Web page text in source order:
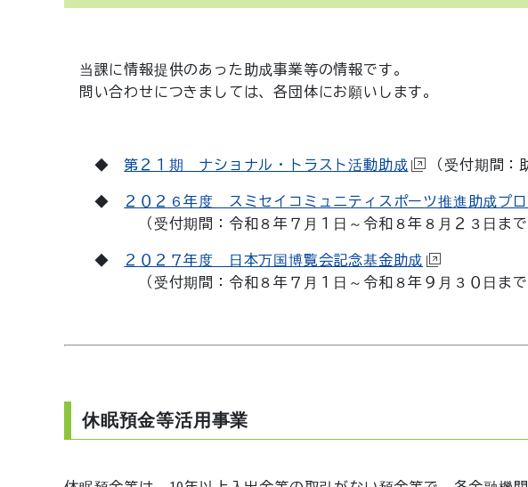
当課に情報提供のあった助成事業等の情報です。
問い合わせにつきましては、各団体にお願いします。
◆第２１期 ナショナル・トラスト活動助成 （受付期間：
◆
２０２６年度 スミセイコミュニティスポーツ推進助成プロ
（受付期間：令和８年７月１日～令和８年８月２３日まで
◆
２０２７年度 日本万国博覧会記念基金助成
（受付期間：令和８年７月１日～令和８年９月３０日まで
休眠預金等活用事業